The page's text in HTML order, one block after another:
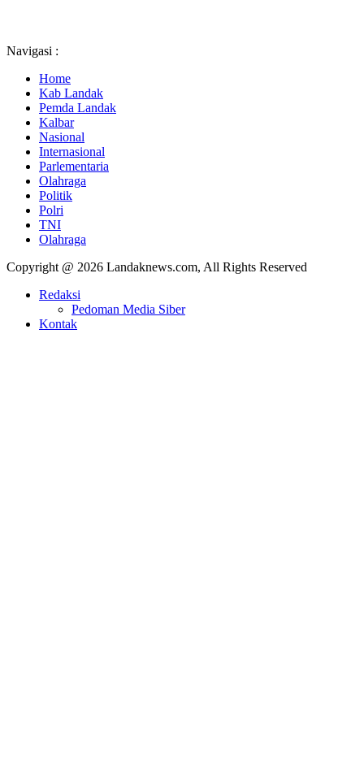
Navigasi :
Home
Kab Landak
Pemda Landak
Kalbar
Nasional
Internasional
Parlementaria
Olahraga
Politik
Polri
TNI
Olahraga
Copyright @ 2026 Landaknews.com, All Rights Reserved
Redaksi
Pedoman Media Siber
Kontak